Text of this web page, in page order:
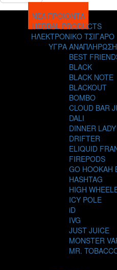
ΝΕΑ ΠΡΟΪΟΝΤΑ
HERBAL PRODUCTS
ΗΛΕΚΤΡΟΝΙΚΟ ΤΣΙΓΑΡΟ
ΥΓΡΑ
BEST
BLACK
BLACK NOTE
BLACKOUT
BOMBO
CLOUD BAR
DALI
DINNER LADY
DRIFTER
ELIQUID
FIREPODS
GO HOOKAH
HASHTAG
HIGH
ICY POLE
iD
IVG
JUST JUICE
MONSTER
MR.